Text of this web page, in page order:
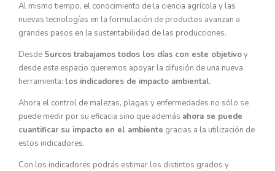
Al mismo tiempo, el conocimiento de la ciencia agrícola y las
nuevas tecnologías en la formulación de productos avanzan a
grandes pasos en la sustentabilidad de las producciones.
Desde Surcos trabajamos todos los días con este objetivoy
desde este espacio queremos apoyar la difusión de una nueva
herramienta: los indicadores de impacto ambiental.
Ahora el control de malezas, plagas y enfermedades no sólo se
puede medir por su eficacia sino que además ahora se puede
cuantificar su impacto en el ambiente gracias a la utilización de
estos indicadores.
Con los indicadores podrás estimar los distintos grados y